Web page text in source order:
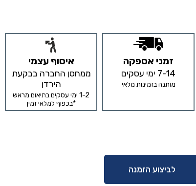
זמני אספקה
7-14 ימי עסקים
מותנה בזמינות מלאי
איסוף עצמי
ממחסן החברה בבקעת
הירדן
1-2 ימי עסקים בתיאום מראש
*בכפוף למלאי זמין
לביצוע הזמנה